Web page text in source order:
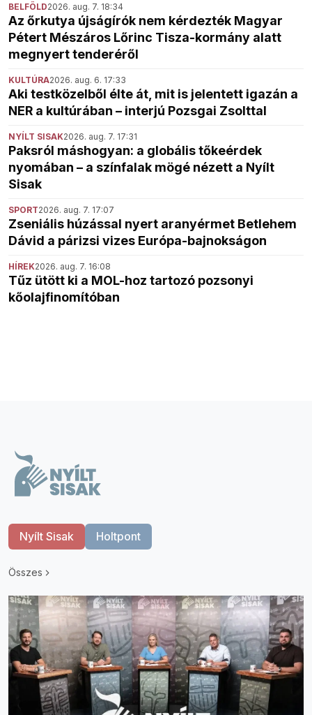
BELFÖLD2026. aug. 7. 18:34
Az őrkutya újságírók nem kérdezték Magyar
Pétert Mészáros Lőrinc Tisza-kormány alatt
megnyert tenderéről
KULTÚRA2026. aug. 6. 17:33
Aki testközelből élte át, mit is jelentett igazán a
NER a kultúrában – interjú Pozsgai Zsolttal
NYÍLT SISAK2026. aug. 7. 17:31
Paksról máshogyan: a globális tőkeérdek
nyomában – a színfalak mögé nézett a Nyílt
Sisak
SPORT2026. aug. 7. 17:07
Zseniális húzással nyert aranyérmet Betlehem
Dávid a párizsi vizes Európa-bajnokságon
HÍREK2026. aug. 7. 16:08
Tűz ütött ki a MOL-hoz tartozó pozsonyi
kőolajfinomítóban
Nyílt Sisak Holtpont
Összes